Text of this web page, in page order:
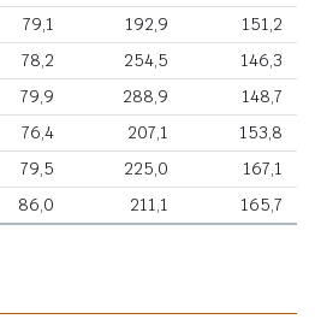
79,1 192,9
151,2
78,2 254,5
146,3
79,9 288,9
148,7
76,4 207,1
153,8
79,5 225,0
167,1
86,0 211,1 165,7